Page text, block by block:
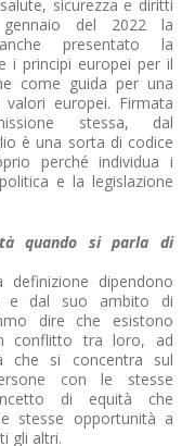
sicurezza e diritti
del 2022 la
presentato la
i principi europei per il
come guida per una
europei. Firmata
stessa, dal
è una sorta di codice
perché individua i
e la legislazione
quando si parla di
dipendono
e dal suo ambito di
dire che esistono
conflitto tra loro, ad
che si concentra sul
con le stesse
di equità che
stesse opportunità a
gli altri.